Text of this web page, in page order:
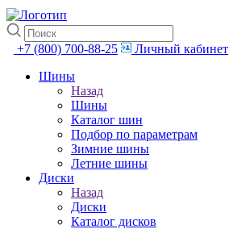
+7 (800) 700-88-25
Личный кабинет
Шины
Назад
Шины
Каталог шин
Подбор по параметрам
Зимние шины
Летние шины
Диски
Назад
Диски
Каталог дисков